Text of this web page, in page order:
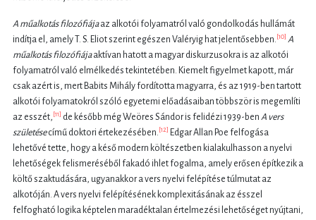
A műalkotás filozófiájaaz alkotói folyamatról való gondolkodás hullámát
indítja el, amely T. S. Eliot szerint egészen Valéryig hat jelentősebben. [10] A
műalkotás filozófiájaaktívan hatott a magyar diskurzusokra is az alkotói
folyamatról való elmélkedés tekintetében. Kiemelt figyelmet kapott, már
csak azért is, mert Babits Mihály fordította magyarra, és az 1919-ben tartott
alkotói folyamatokról szóló egyetemi előadásaiban többször is megemlíti
az esszét, [11] de később még Weöres Sándor is felidézi 1939-ben A vers
születésecímű doktori értekezésében. [12] Edgar Allan Poe felfogása
lehetővé tette, hogy a késő modern költészetben kialakulhasson a nyelvi
lehetőségek felismeréséből fakadó ihlet fogalma, amely erősen építkezik a
költő szaktudására, ugyanakkor a vers nyelvi felépítése túlmutat az
alkotóján. A vers nyelvi felépítésének komplexitásának az ésszel
felfogható logika képtelen maradéktalan értelmezési lehetőséget nyújtani,